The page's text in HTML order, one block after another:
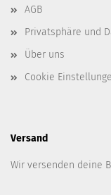
AGB
Privatsphäre und
Über uns
Cookie
Versand
Wir versenden deine